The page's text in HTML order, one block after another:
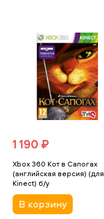
1 190 ₽
Xbox 360 Кот в Сапогах
(английская версия) (для
Kinect) б/у
В корзину